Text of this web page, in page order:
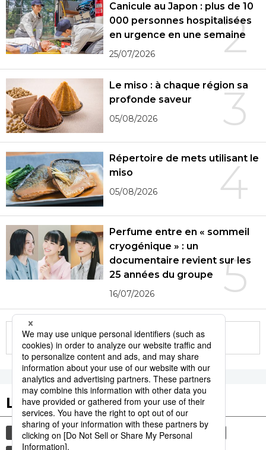
2
Canicule au Japon : plus de 10
000 personnes hospitalisées
en urgence en une semaine
25/07/2026
3
Le miso : à chaque région sa
profonde saveur
05/08/2026
4
Répertoire de mets utilisant le
miso
05/08/2026
5
Perfume entre en « sommeil
cryogénique » : un
documentaire revient sur les
25 années du groupe
16/07/2026
More in this series
Les tags populaires
culture gastronomie actu
société